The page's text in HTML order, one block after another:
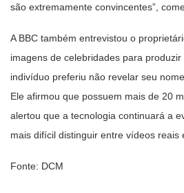
são extremamente convincentes”,
A BBC também entrevistou o
imagens de celebridades para produzir
indivíduo preferiu não revelar seu
Ele afirmou que possuem mais de 20
alertou que a tecnologia continuará a
mais difícil distinguir entre vídeos reais
Fonte: DCM